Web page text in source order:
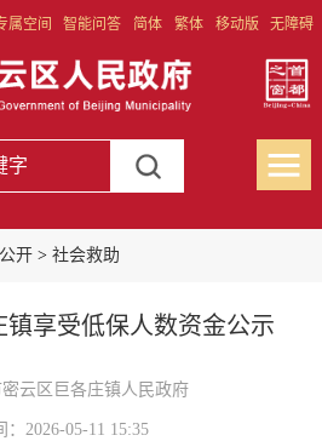
属空间 智能问答 简体 繁体 移动版 无障碍
开> 社会救助
镇享受低保人数资金公示
云区巨各庄镇人民政府
：2026-05-11 15:35